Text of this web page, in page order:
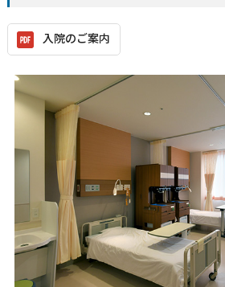
入院のご案内